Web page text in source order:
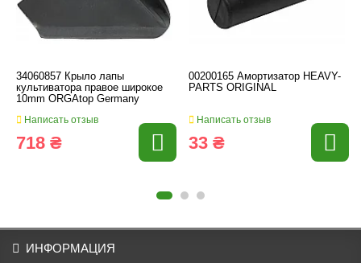
34060857 Крыло лапы
культиватора правое широкое
10mm ORGAtop Germany
Написать отзыв
718 ₴
00200165 Амортизатор HEAVY-
PARTS ORIGINAL
Написать отзыв
33 ₴
ИНФОРМАЦИЯ